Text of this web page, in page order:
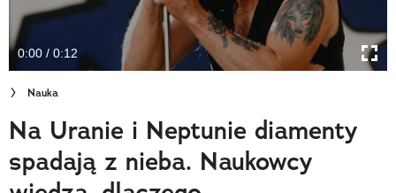
Newsletter
Cuda Polski
Wielki Konkurs Fotograficzny
Trendbook Podróżniczy
Polecane
0:00 / 0:12
Nauka
Na Uranie i Neptunie diamenty
spadają z nieba. Naukowcy